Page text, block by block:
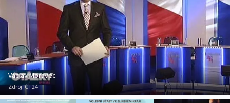
Václav Moravec
Zdroj:ČT24